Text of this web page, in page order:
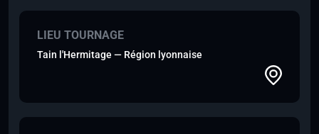
LIEU TOURNAGE
Tain l'Hermitage — Région lyonnaise